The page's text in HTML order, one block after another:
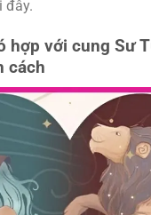
đây.
hợp với cung Sư
cách